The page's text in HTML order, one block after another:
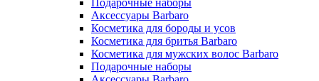
Подарочные наборы
Аксессуары Barbaro
Косметика для бороды и усов
Косметика для бритья Barbaro
Косметика для мужских волос Barbaro
Подарочные наборы